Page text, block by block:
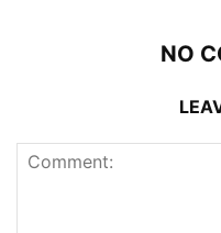
NO